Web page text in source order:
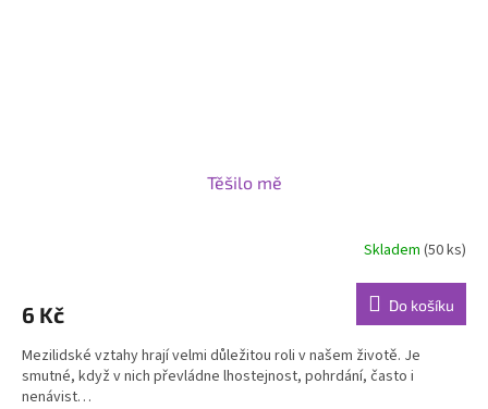
Těšilo mě
Skladem (50 ks)
6 Kč Do košíku
Mezilidské vztahy hrají velmi důležitou roli v našem životě. Je
smutné, když v nich převládne lhostejnost, pohrdání, často i
nenávist…